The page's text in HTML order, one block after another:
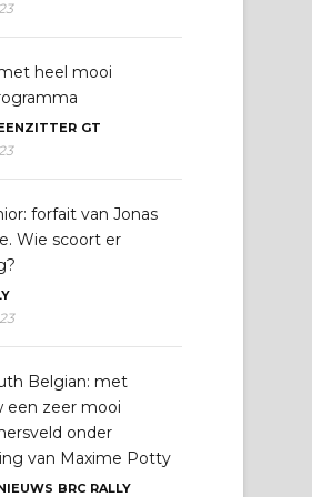
heel mooi
GT
forfait van Jonas
Wie scoort er
Belgian: met
een zeer mooi
onder
van Maxime Potty
BRC RALLY